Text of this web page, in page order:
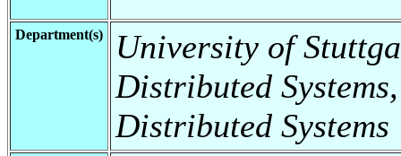
Department(s)
University of
Distributed
Distributed Systems